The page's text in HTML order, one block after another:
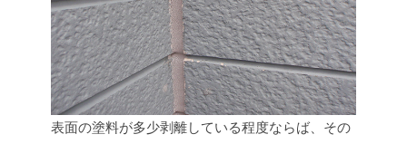
表面の塗料が多少剥離している程度ならば、その